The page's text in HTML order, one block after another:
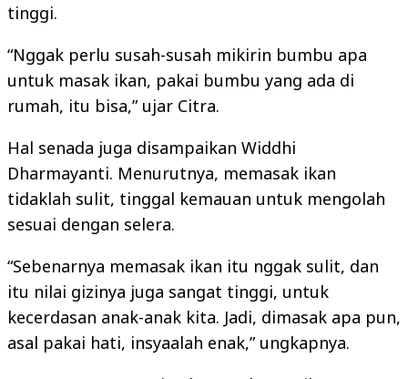
tinggi.
“Nggak perlu susah-susah mikirin bumbu apa
untuk masak ikan, pakai bumbu yang ada di
rumah, itu bisa,” ujar Citra.
Hal senada juga disampaikan Widdhi
Dharmayanti. Menurutnya, memasak ikan
tidaklah sulit, tinggal kemauan untuk mengolah
sesuai dengan selera.
“Sebenarnya memasak ikan itu nggak sulit, dan
itu nilai gizinya juga sangat tinggi, untuk
kecerdasan anak-anak kita. Jadi, dimasak apa pun,
asal pakai hati, insyaalah enak,” ungkapnya.